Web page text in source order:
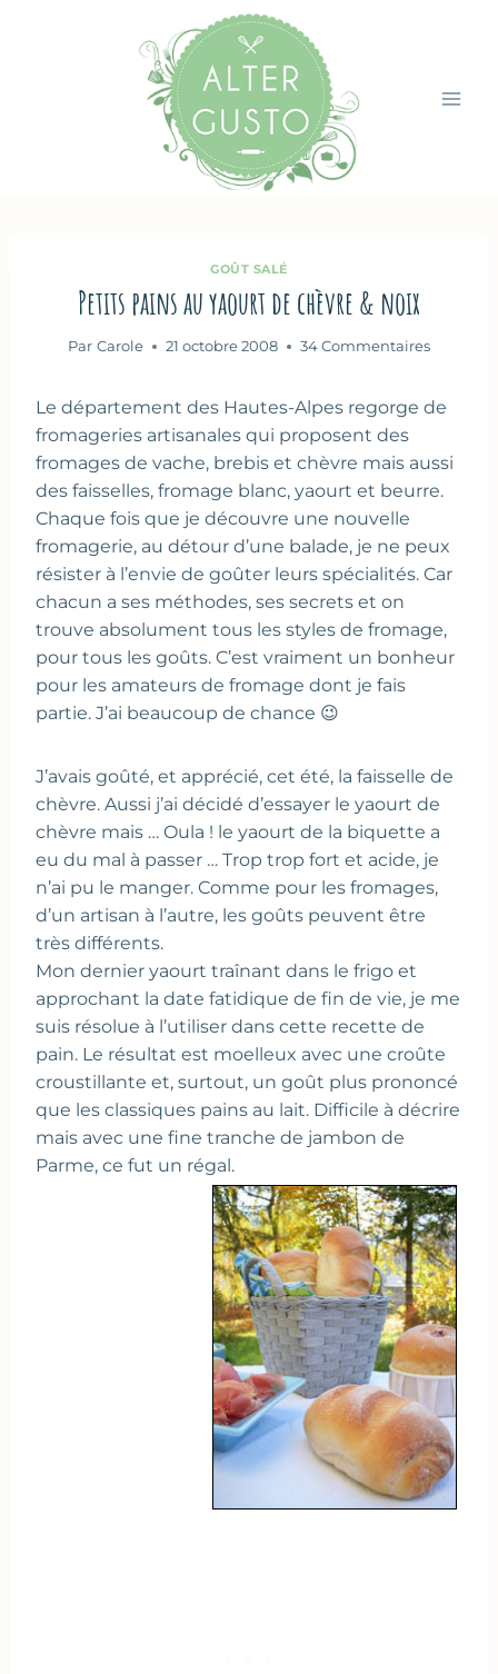
GOÛT SALÉ
Petits pains au yaourt de chèvre & noix
Par Carole 21 octobre 2008 34 Commentaires
Le département des Hautes-Alpes regorge de
fromageries artisanales qui proposent des
fromages de vache, brebis et chèvre mais aussi
des faisselles, fromage blanc, yaourt et beurre.
Chaque fois que je découvre une nouvelle
fromagerie, au détour d’une balade, je ne peux
résister à l’envie de goûter leurs spécialités. Car
chacun a ses méthodes, ses secrets et on
trouve absolument tous les styles de fromage,
pour tous les goûts. C’est vraiment un bonheur
pour les amateurs de fromage dont je fais
partie. J’ai beaucoup de chance 😉
J’avais goûté, et apprécié, cet été, la faisselle de
chèvre. Aussi j’ai décidé d’essayer le yaourt de
chèvre mais … Oula ! le yaourt de la biquette a
eu du mal à passer … Trop trop fort et acide, je
n’ai pu le manger. Comme pour les fromages,
d’un artisan à l’autre, les goûts peuvent être
très différents.
Mon dernier yaourt traînant dans le frigo et
approchant la date fatidique de fin de vie, je me
suis résolue à l’utiliser dans cette recette de
pain. Le résultat est moelleux avec une croûte
croustillante et, surtout, un goût plus prononcé
que les classiques pains au lait. Difficile à décrire
mais avec une fine tranche de jambon de
Parme, ce fut un régal.